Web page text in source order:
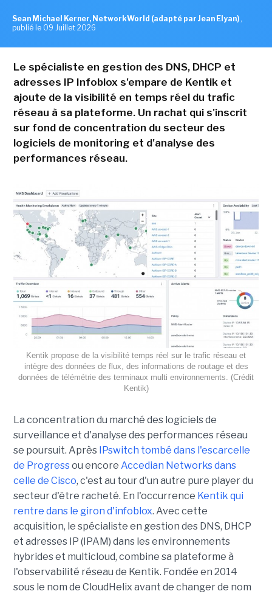
Sean Michael Kerner, NetworkWorld (adapté par Jean Elyan) ,
publié le 09 Juillet 2026
Le spécialiste en gestion des DNS, DHCP et
adresses IP Infoblox s'empare de Kentik et
ajoute de la visibilité en temps réel du trafic
réseau à sa plateforme. Un rachat qui s'inscrit
sur fond de concentration du secteur des
logiciels de monitoring et d'analyse des
performances réseau.
Kentik propose de la visibilité temps réel sur le trafic réseau et
intègre des données de flux, des informations de routage et des
données de télémétrie des terminaux multi environnements. (Crédit
Kentik)
La concentration du marché des logiciels de
surveillance et d'analyse des performances réseau
se poursuit. Après IPswitch tombé dans l'escarcelle
de Progressou encore Accedian Networks dans
celle de Cisco, c'est au tour d'un autre pure player du
secteur d'être racheté. En l'occurrence Kentik qui
rentre dans le giron d'infoblox. Avec cette
acquisition, le spécialiste en gestion des DNS, DHCP
et adresses IP (IPAM) dans les environnements
hybrides et multicloud, combine sa plateforme à
l'observabilité réseau de Kentik. Fondée en 2014
sous le nom de CloudHelix avant de changer de nom